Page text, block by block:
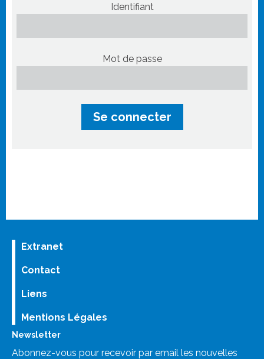
Identifiant
Mot de passe
Extranet
Contact
Liens
Mentions Légales
Newsletter
Abonnez-vous pour recevoir par email les nouvelles